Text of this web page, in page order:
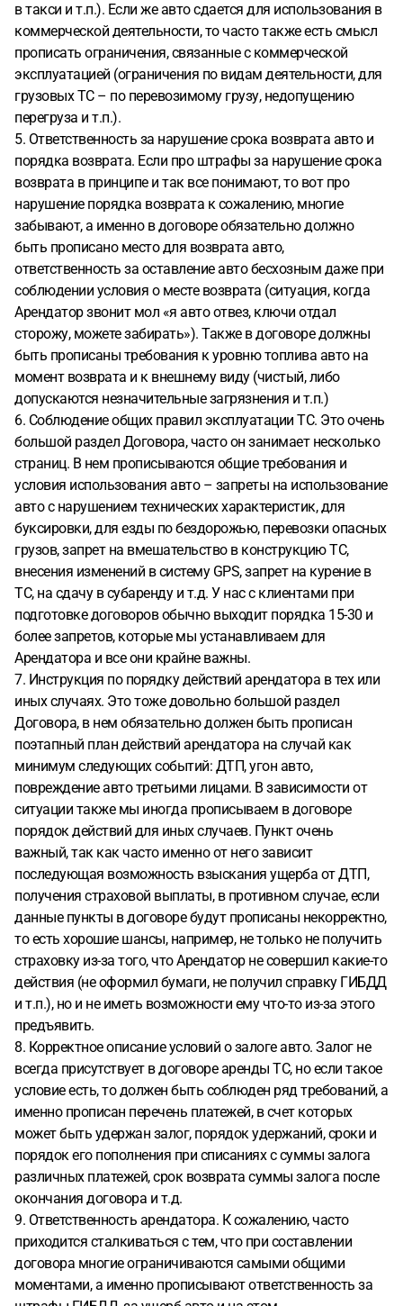
в такси и т.п.). Если же авто сдается для использования в
коммерческой деятельности, то часто также есть смысл
прописать ограничения, связанные с коммерческой
эксплуатацией (ограничения по видам деятельности, для
грузовых ТС – по перевозимому грузу, недопущению
перегруза и т.п.).
5. Ответственность за нарушение срока возврата авто и
порядка возврата. Если про штрафы за нарушение срока
возврата в принципе и так все понимают, то вот про
нарушение порядка возврата к сожалению, многие
забывают, а именно в договоре обязательно должно
быть прописано место для возврата авто,
ответственность за оставление авто бесхозным даже при
соблюдении условия о месте возврата (ситуация, когда
Арендатор звонит мол «я авто отвез, ключи отдал
сторожу, можете забирать»). Также в договоре должны
быть прописаны требования к уровню топлива авто на
момент возврата и к внешнему виду (чистый, либо
допускаются незначительные загрязнения и т.п.)
6. Соблюдение общих правил эксплуатации ТС. Это очень
большой раздел Договора, часто он занимает несколько
страниц. В нем прописываются общие требования и
условия использования авто – запреты на использование
авто с нарушением технических характеристик, для
буксировки, для езды по бездорожью, перевозки опасных
грузов, запрет на вмешательство в конструкцию ТС,
внесения изменений в систему GPS, запрет на курение в
ТС, на сдачу в субаренду и т.д. У нас с клиентами при
подготовке договоров обычно выходит порядка 15-30 и
более запретов, которые мы устанавливаем для
Арендатора и все они крайне важны.
7. Инструкция по порядку действий арендатора в тех или
иных случаях. Это тоже довольно большой раздел
Договора, в нем обязательно должен быть прописан
поэтапный план действий арендатора на случай как
минимум следующих событий: ДТП, угон авто,
повреждение авто третьими лицами. В зависимости от
ситуации также мы иногда прописываем в договоре
порядок действий для иных случаев. Пункт очень
важный, так как часто именно от него зависит
последующая возможность взыскания ущерба от ДТП,
получения страховой выплаты, в противном случае, если
данные пункты в договоре будут прописаны некорректно,
то есть хорошие шансы, например, не только не получить
страховку из-за того, что Арендатор не совершил какие-то
действия (не оформил бумаги, не получил справку ГИБДД
и т.п.), но и не иметь возможности ему что-то из-за этого
предъявить.
8. Корректное описание условий о залоге авто. Залог не
всегда присутствует в договоре аренды ТС, но если такое
условие есть, то должен быть соблюден ряд требований, а
именно прописан перечень платежей, в счет которых
может быть удержан залог, порядок удержаний, сроки и
порядок его пополнения при списаниях с суммы залога
различных платежей, срок возврата суммы залога после
окончания договора и т.д.
9. Ответственность арендатора. К сожалению, часто
приходится сталкиваться с тем, что при составлении
договора многие ограничиваются самыми общими
моментами, а именно прописывают ответственность за